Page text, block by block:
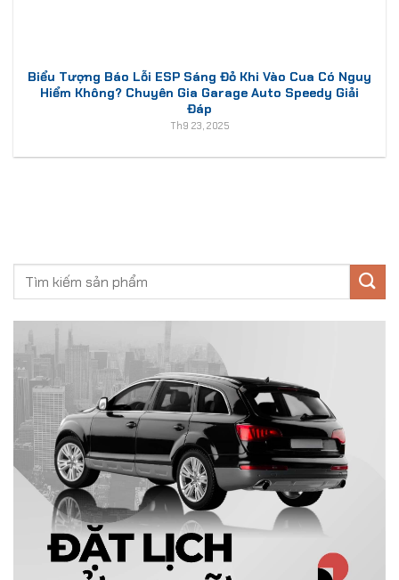
Biểu Tượng Báo Lỗi ESP Sáng Đỏ Khi Vào Cua Có Nguy
Hiểm Không? Chuyên Gia Garage Auto Speedy Giải
Đáp
Th9 23, 2025